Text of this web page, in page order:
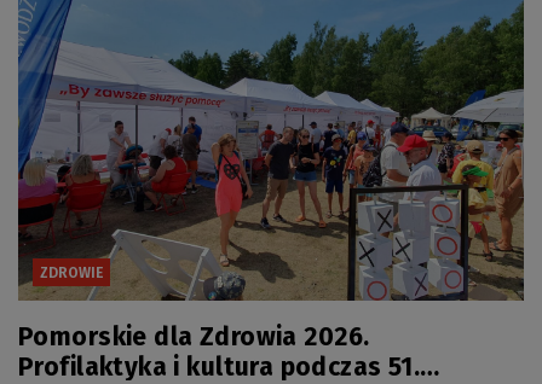
ZDROWIE
Pomorskie dla Zdrowia 2026.
Profilaktyka i kultura podczas 51.